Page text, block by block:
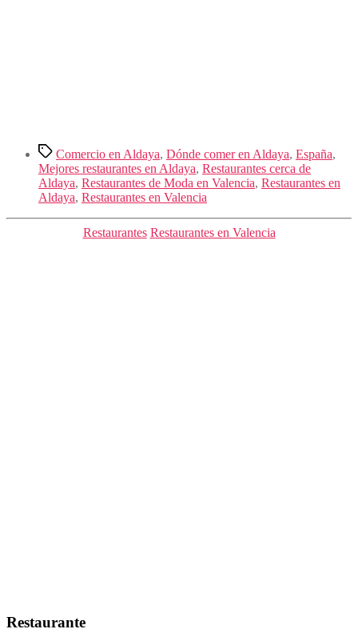
Etiquetas
Comercio en Aldaya, Dónde comer en Aldaya, España,
Mejores restaurantes en Aldaya, Restaurantes cerca de
Aldaya, Restaurantes de Moda en Valencia, Restaurantes en
Aldaya, Restaurantes en Valencia
Categorías
Restaurantes Restaurantes en Valencia
Restaurante